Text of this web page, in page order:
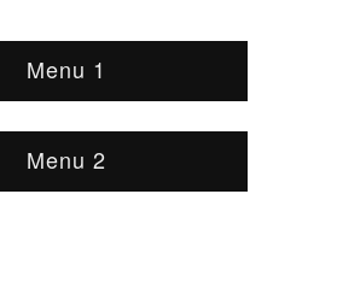
Menu 1
Menu 2